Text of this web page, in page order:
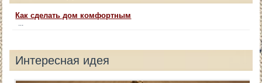
Как сделать дом комфортным
...
Интересная идея